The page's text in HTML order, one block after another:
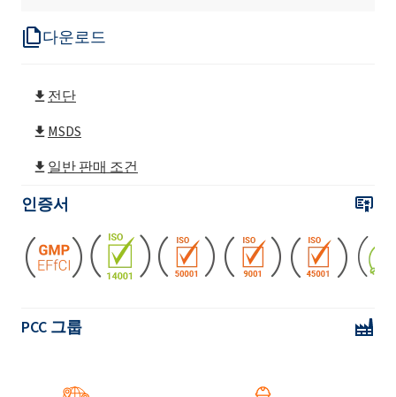
다운로드
전단
MSDS
일반 판매 조건
인증서
PCC 그룹